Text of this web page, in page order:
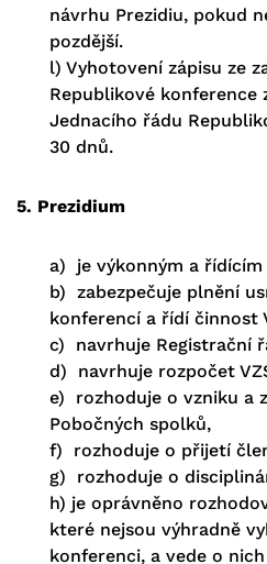
návrhu Prezidiu, pokud
pozdější.
l) Vyhotovení zápisu ze
Republikové konference
Jednacího řádu
30 dnů.
5. Prezidium
a) je výkonným a řídícím
b) zabezpečuje plnění
konferencí a řídí činnost
c) navrhuje Registrační
d) navrhuje rozpočet
e) rozhoduje o vzniku a
Pobočných spolků,
f) rozhoduje o přijetí
g) rozhoduje o
h) je oprávněno
které nejsou výhradně
konferenci, a vede o nich